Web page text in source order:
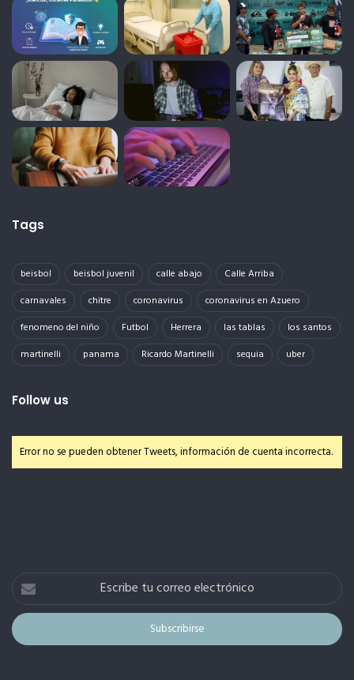
Tags
beisbol beisbol juvenil calle abajo
Calle Arriba
carnavales
chitre coronavirus
coronavirus en Azuero
fenomeno del niño
Futbol Herrera las tablas
los santos
martinelli
panama Ricardo Martinelli sequia uber
Follow us
Error no se pueden obtener Tweets, información de cuenta incorrecta.
Escribe
correo
electrónico